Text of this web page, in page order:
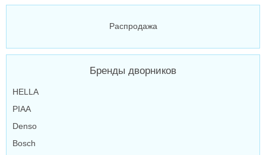
Распродажа
Бренды дворников
HELLA
PIAA
Denso
Bosch